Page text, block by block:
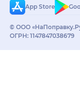
App Store
© ООО
ОГРН: 1147847038679